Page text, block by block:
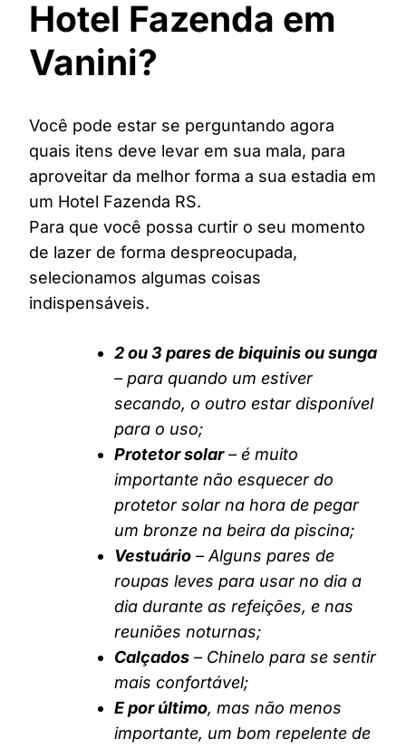
Hotel Fazenda em
Vanini?
Você pode estar se perguntando agora
quais itens deve levar em sua mala, para
aproveitar da melhor forma a sua estadia em
um Hotel Fazenda RS.
Para que você possa curtir o seu momento
de lazer de forma despreocupada,
selecionamos algumas coisas
indispensáveis.
2 ou 3 pares de biquinis ou sunga
– para quando um estiver
secando, o outro estar disponível
para o uso;
Protetor solar– é muito
importante não esquecer do
protetor solar na hora de pegar
um bronze na beira da piscina;
Vestuário – Alguns pares de
roupas leves para usar no dia a
dia durante as refeições, e nas
reuniões noturnas;
Calçados – Chinelo para se sentir
mais confortável;
E por último, mas não menos
importante, um bom repelente de